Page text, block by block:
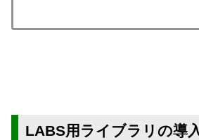
LABS用ライブラリの導